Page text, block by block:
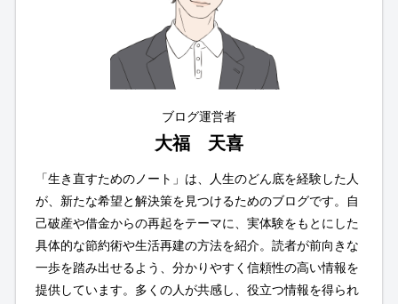
ブログ運営者
大福 天喜
「生き直すためのノート」は、人生のどん底を経験した人
が、新たな希望と解決策を見つけるためのブログです。自
己破産や借金からの再起をテーマに、実体験をもとにした
具体的な節約術や生活再建の方法を紹介。読者が前向きな
一歩を踏み出せるよう、分かりやすく信頼性の高い情報を
提供しています。多くの人が共感し、役立つ情報を得られ